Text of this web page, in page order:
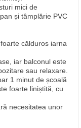
mici de
și tâmplărie PVC
călduros iarna
iar balconul este
sau relaxare.
1 minut de școală
foarte liniștită, cu
necesitatea unor